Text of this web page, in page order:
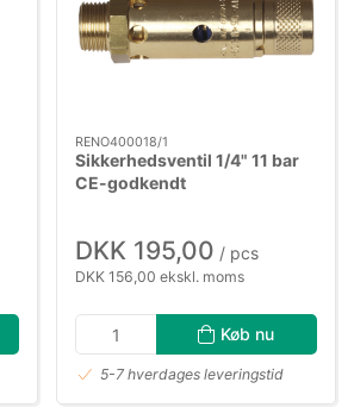
RENO400018/1
Sikkerhedsventil 1/4" 11 bar
CE-godkendt
DKK 195,00 / pcs
DKK 156,00 ekskl. moms
Køb nu
5-7 hverdages leveringstid